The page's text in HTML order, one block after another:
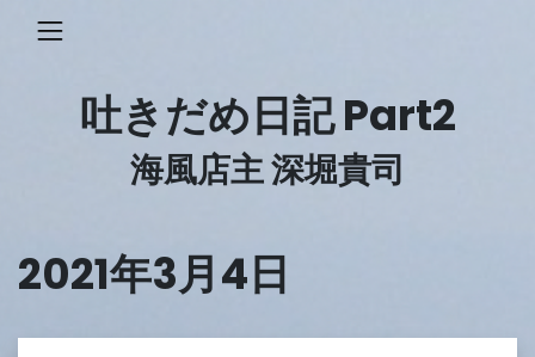
吐きだめ日記 Part2
海風店主 深堀貴司
2021年3月4日